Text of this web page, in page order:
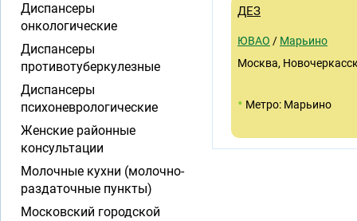
ДЕЗ
ЮВАО / Марьино
Москва,
• Метро: Марьино
Диспансеры
онкологические
Диспансеры
противотуберкулезные
Диспансеры
психоневрологические
Женские районные
консультации
Молочные кухни (молочно-
раздаточные пункты)
Московский городской